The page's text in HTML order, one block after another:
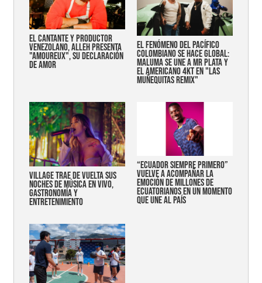
EL CANTANTE Y PRODUCTOR
VENEZOLANO, ALLEH PRESENTA
"AMOUREUX", SU DECLARACIÓN
DE AMOR
EL FENÓMENO DEL PACÍFICO
COLOMBIANO SE HACE GLOBAL:
MALUMA SE UNE A MR PLATA Y
EL AMERICANO 4KT EN "LAS
MUÑEQUITAS REMIX"
Village trae de vuelta sus
noches de música en vivo,
gastronomía y
entretenimiento
“Ecuador siempre primero”
vuelve a acompañar la
emoción de millones de
ecuatorianos en un momento
que une al país